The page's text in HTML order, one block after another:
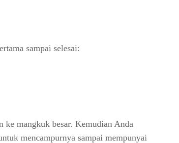
sampai selesai:
ke mangkuk besar. Kemudian Anda
mencampurnya sampai mempunyai